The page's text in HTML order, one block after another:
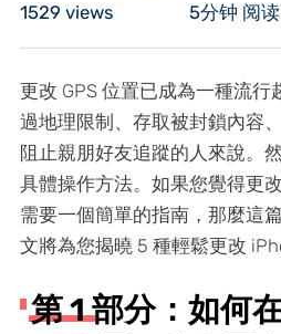
1529 views
5分钟 阅读
更改 GPS 位置已成為一種流
過地理限制、存取被封鎖內容
阻止親朋好友追蹤的人來說。
具體操作方法。如果您覺得更
需要一個簡單的指南，那麼這
文將為您揭曉 5 種輕鬆更改
第 1 部分：如何